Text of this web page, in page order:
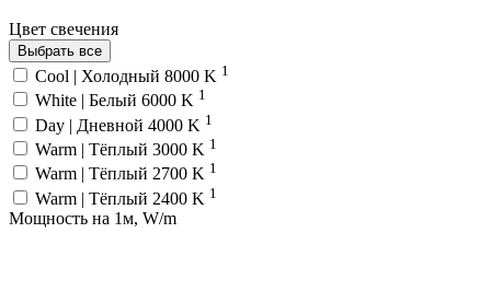
Цвет свечения
Выбрать все
Cool | Холодный 8000 K 1
White | Белый 6000 K 1
Day | Дневной 4000 K 1
Warm | Тёплый 3000 K 1
Warm | Тёплый 2700 K 1
Warm | Тёплый 2400 K 1
Мощность на 1м, W/m